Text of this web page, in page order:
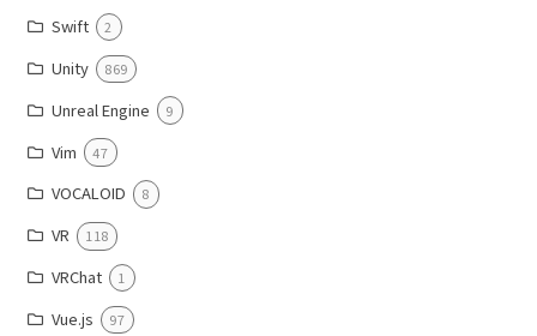
Swift 2
Unity 869
Unreal Engine 9
Vim 47
VOCALOID 8
VR 118
VRChat 1
Vue.js 97